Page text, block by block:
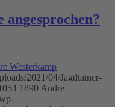
angesprochen?
Westerkamp
2021/04/Jagdtainer-
1890 Andre